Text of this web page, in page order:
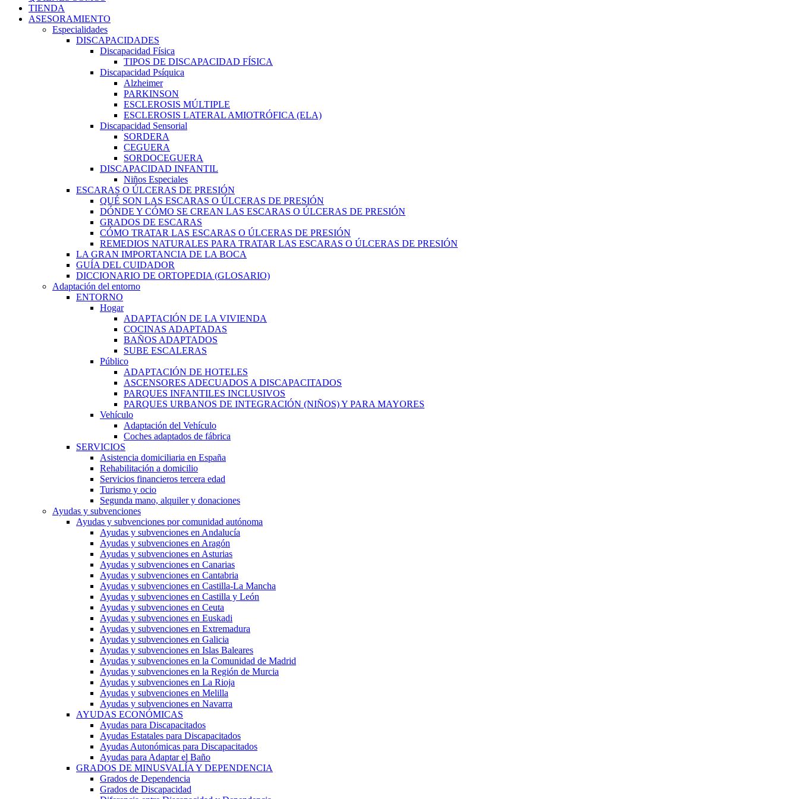
TIENDA
ASESORAMIENTO
Especialidades
DISCAPACIDADES
Discapacidad Física
TIPOS DE DISCAPACIDAD FÍSICA
Discapacidad Psíquica
Alzheimer
PARKINSON
ESCLEROSIS MÚLTIPLE
ESCLEROSIS LATERAL AMIOTRÓFICA (ELA)
Discapacidad Sensorial
SORDERA
CEGUERA
SORDOCEGUERA
DISCAPACIDAD INFANTIL
Niños Especiales
ESCARAS O ÚLCERAS DE PRESIÓN
QUÉ SON LAS ESCARAS O ÚLCERAS DE PRESIÓN
DÓNDE Y CÓMO SE CREAN LAS ESCARAS O ÚLCERAS DE PRESIÓN
GRADOS DE ESCARAS
CÓMO TRATAR LAS ESCARAS O ÚLCERAS DE PRESIÓN
REMEDIOS NATURALES PARA TRATAR LAS ESCARAS O ÚLCERAS DE PRESIÓN
LA GRAN IMPORTANCIA DE LA BOCA
GUÍA DEL CUIDADOR
DICCIONARIO DE ORTOPEDIA (GLOSARIO)
Adaptación del entorno
ENTORNO
Hogar
ADAPTACIÓN DE LA VIVIENDA
COCINAS ADAPTADAS
BAÑOS ADAPTADOS
SUBE ESCALERAS
Público
ADAPTACIÓN DE HOTELES
ASCENSORES ADECUADOS A DISCAPACITADOS
PARQUES INFANTILES INCLUSIVOS
PARQUES URBANOS DE INTEGRACIÓN (NIÑOS) Y PARA MAYORES
Vehículo
Adaptación del Vehículo
Coches adaptados de fábrica
SERVICIOS
Asistencia domiciliaria en España
Rehabilitación a domicilio
Servicios financieros tercera edad
Turismo y ocio
Segunda mano, alquiler y donaciones
Ayudas y subvenciones
Ayudas y subvenciones por comunidad autónoma
Ayudas y subvenciones en Andalucía
Ayudas y subvenciones en Aragón
Ayudas y subvenciones en Asturias
Ayudas y subvenciones en Canarias
Ayudas y subvenciones en Cantabria
Ayudas y subvenciones en Castilla-La Mancha
Ayudas y subvenciones en Castilla y León
Ayudas y subvenciones en Ceuta
Ayudas y subvenciones en Euskadi
Ayudas y subvenciones en Extremadura
Ayudas y subvenciones en Galicia
Ayudas y subvenciones en Islas Baleares
Ayudas y subvenciones en la Comunidad de Madrid
Ayudas y subvenciones en la Región de Murcia
Ayudas y subvenciones en La Rioja
Ayudas y subvenciones en Melilla
Ayudas y subvenciones en Navarra
AYUDAS ECONÓMICAS
Ayudas para Discapacitados
Ayudas Estatales para Discapacitados
Ayudas Autonómicas para Discapacitados
Ayudas para Adaptar el Baño
GRADOS DE MINUSVALÍA Y DEPENDENCIA
Grados de Dependencia
Grados de Discapacidad